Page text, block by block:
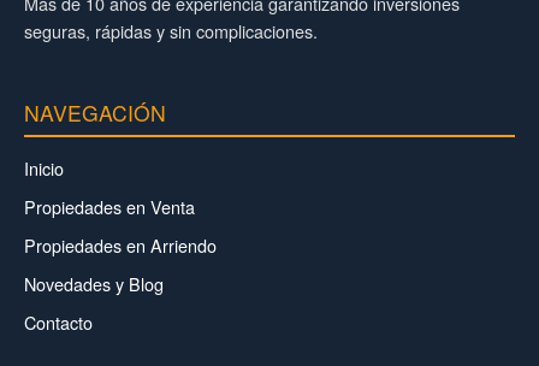
seguras, rápidas y sin complicaciones.
NAVEGACIÓN
Inicio
Propiedades en Venta
Propiedades en Arriendo
Novedades y Blog
Contacto